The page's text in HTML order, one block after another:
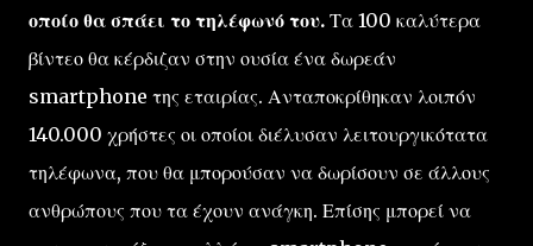
οποίο θα σπάει το τηλέφωνό του. Τα 100 καλύτερα
βίντεο θα κέρδιζαν στην ουσία ένα δωρεάν
smartphone της εταιρίας. Ανταποκρίθηκαν λοιπόν
140.000 χρήστες οι οποίοι διέλυσαν λειτουργικότατα
τηλέφωνα, που θα μπορούσαν να δωρίσουν σε άλλους
ανθρώπους που τα έχουν ανάγκη. Επίσης μπορεί να